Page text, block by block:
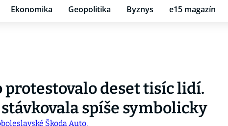
Ekonomika Geopolitika Byznys e15 magazín
protestovalo deset tisíc lidí.
spíše symbolicky